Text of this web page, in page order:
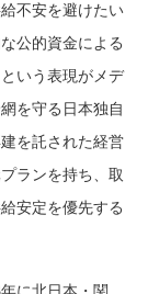
不安を避けたい
公的資金による
いう表現がメデ
を守る日本独自
を託された経営
ランを持ち、取
安定を優先する